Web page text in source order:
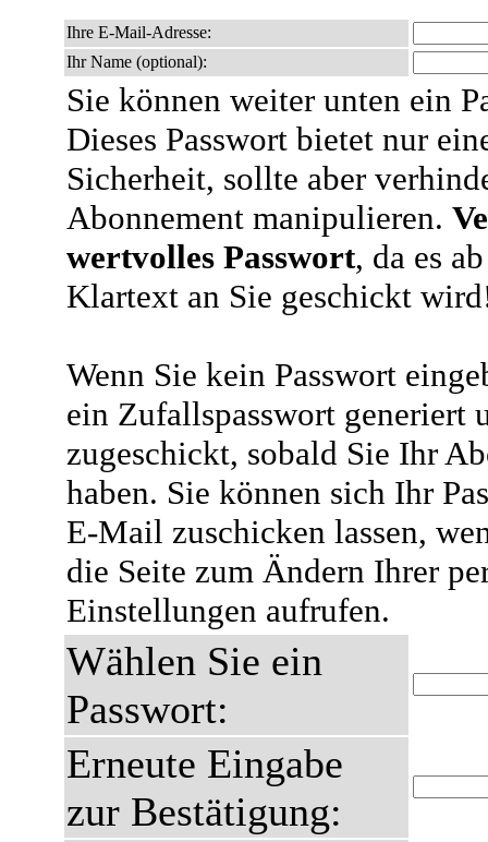
Ihre E-Mail-Adresse:
Ihr Name (optional):
Sie können weiter unten ein
Dieses Passwort bietet nur
Sicherheit, sollte aber
Abonnement manipulieren.
wertvolles Passwort, da es
Klartext an Sie geschickt
Wenn Sie kein Passwort
ein Zufallspasswort generiert
zugeschickt, sobald Sie Ihr
haben. Sie können sich Ihr
E-Mail zuschicken lassen,
die Seite zum Ändern Ihrer
Einstellungen aufrufen.
Wählen Sie ein
Passwort:
Erneute Eingabe
zur Bestätigung: